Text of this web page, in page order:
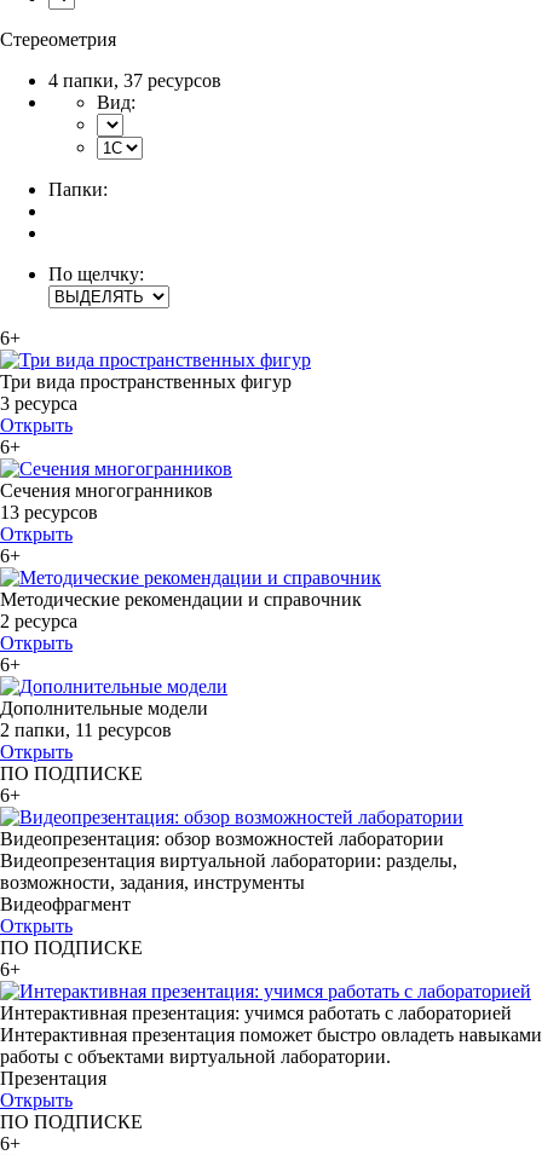
Стереометрия
4 папки, 37 ресурсов
Вид:
Папки:
По щелчку:
6+
Три вида пространственных фигур
3 ресурса
Открыть
6+
Сечения многогранников
13 ресурсов
Открыть
6+
Методические рекомендации и справочник
2 ресурса
Открыть
6+
Дополнительные модели
2 папки, 11 ресурсов
Открыть
ПО ПОДПИСКЕ
6+
Видеопрезентация: обзор возможностей лаборатории
Видеопрезентация виртуальной лаборатории: разделы,
возможности, задания, инструменты
Видеофрагмент
Открыть
ПО ПОДПИСКЕ
6+
Интерактивная презентация: учимся работать с лабораторией
Интерактивная презентация поможет быстро овладеть навыками
работы с объектами виртуальной лаборатории.
Презентация
Открыть
ПО ПОДПИСКЕ
6+